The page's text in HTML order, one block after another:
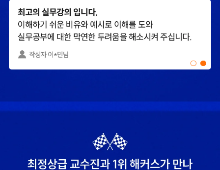
출제하신 동형모의고사
다 풀었는데 적중률
미쳤어요. 시험장에서
강의 퀄리티가 굉장히
좋아 합격했습니다.
해커스 강의는 타 학원
방법을 알려주십니다.
해커스에서 시작했으면
않았을까 생각하고,
주변 분들에게도
감정평가사 시작은